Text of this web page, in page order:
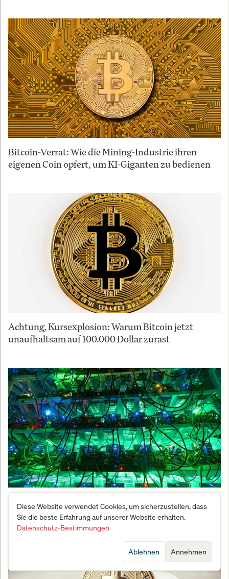
Bitcoin-Verrat: Wie die Mining-Industrie ihren
eigenen Coin opfert, um KI-Giganten zu bedienen
Achtung, Kursexplosion: Warum Bitcoin jetzt
unaufhaltsam auf 100.000 Dollar zurast
Der brutale Bitcoin-Absturz zerstört die Milliarden-
Industrie der Krypto-Miner
Diese Website verwendet Cookies, um sicherzustellen, dass
Sie die beste Erfahrung auf unserer Website erhalten.
Datenschutz-Bestimmungen
Annehmen
Ablehnen